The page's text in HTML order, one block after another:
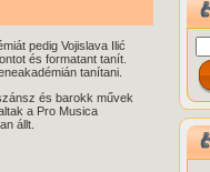
pedig Vojislava Ilić
és formatant tanít.
tanítani.
és barokk művek
a Pro Musica
állt.